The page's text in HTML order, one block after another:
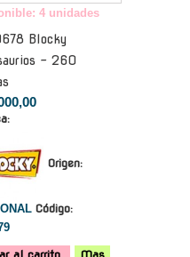
4 unidades
Blocky
- 260
Origen:
Código: